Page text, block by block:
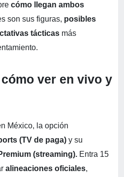
cómo llegan ambos
son sus figuras, posibles
tácticas más
ver en vivo y
México, la opción
(TV de paga) y su
(streaming). Entra 15
alineaciones oficiales,